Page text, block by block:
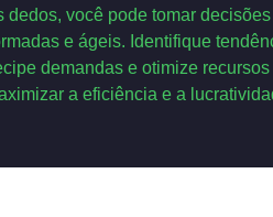
dedos, você pode tomar
e ágeis. Identifique
demandas e otimize recursos
a eficiência e a